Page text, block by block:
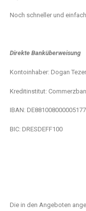
Noch schneller und
Direkte Banküberweisung
Kontoinhaber: Dogan
Kreditinstitut:
IBAN:
BIC: DRESDEFF100
Die in den Angeboten